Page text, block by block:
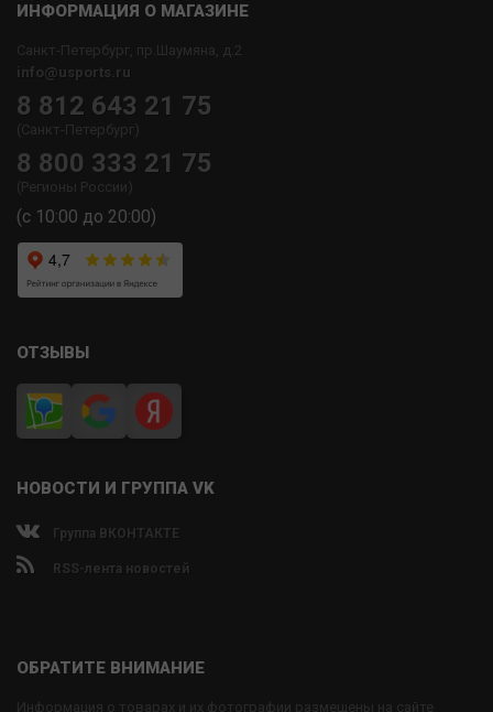
ИНФОРМАЦИЯ О МАГАЗИНЕ
Санкт-Петербург, пр.Шаумяна, д.2
info@usports.ru
8 812 643 21 75
(Санкт-Петербург)
8 800 333 21 75
(Регионы России)
(с 10:00 до 20:00)
ОТЗЫВЫ
НОВОСТИ И ГРУППА VK
Группа ВКОНТАКТЕ
RSS-лента новостей
ОБРАТИТЕ ВНИМАНИЕ
Информация о товарах и их фотографии размещены на сайте